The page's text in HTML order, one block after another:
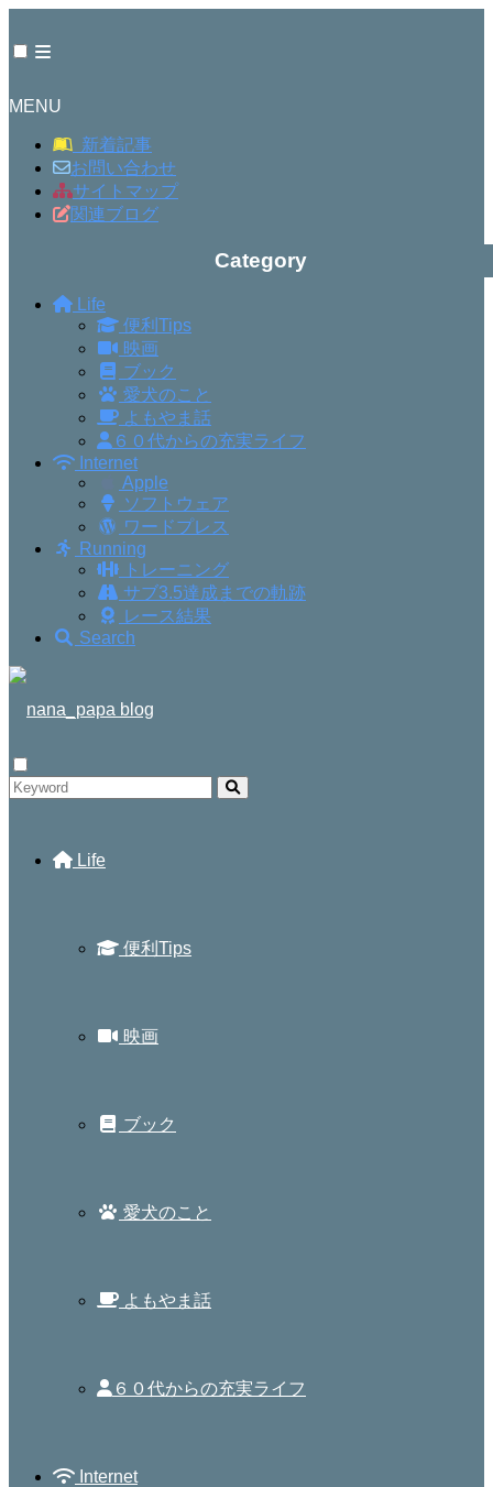
MENU
新着記事
お問い合わせ
サイトマップ
関連ブログ
Category
Life
便利Tips
映画
ブック
愛犬のこと
よもやま話
６０代からの充実ライフ
Internet
Apple
ソフトウェア
ワードプレス
Running
トレーニング
サブ3.5達成までの軌跡
レース結果
Search
Life
便利Tips
映画
ブック
愛犬のこと
よもやま話
６０代からの充実ライフ
Internet